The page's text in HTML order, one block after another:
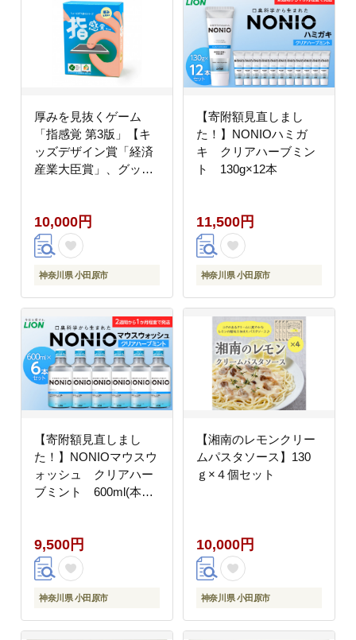
さつき テカリ 個包
装 トラベル 旅行 緑
15個×3 神奈川県 小田
原市】
厚みを見抜くゲーム
「指感覚 第3版」【キ
ッズデザイン賞「経済
産業大臣賞」、グッ
ボドゲ 知育 おもちゃ
神奈川県 小田原市 】
10,000円
神奈川県 小田原市
【寄附額見直しまし
た！】NONIOハミガ
キ クリアハーブミン
ト 130g×12本
11,500円
神奈川県 小田原市
【寄附額見直しまし
た！】NONIOマウスウ
ォッシュ クリアハー
ブミント 600ml(本体
9,500円
神奈川県 小田原市
【湘南のレモンクリー
ムパスタソース】130
ｇ×４個セット
10,000円
神奈川県 小田原市